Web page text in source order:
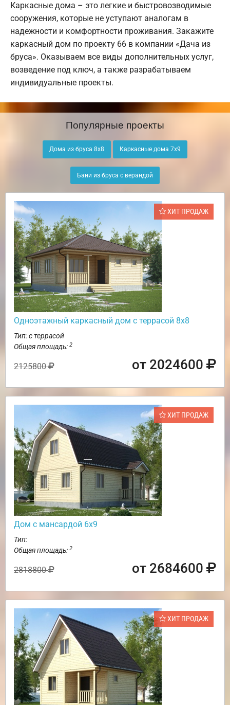
Каркасные дома – это легкие и быстровозводимые
сооружения, которые не уступают аналогам в
надежности и комфортности проживания. Закажите
каркасный дом по проекту 66 в компании «Дача из
бруса». Оказываем все виды дополнительных услуг,
возведение под ключ, а также разрабатываем
индивидуальные проекты.
Популярные проекты
Дома из бруса 8х8 Каркасные дома 7х9
Бани из бруса с верандой
ХИТ ПРОДАЖ
Одноэтажный каркасный дом с террасой 8х8
Тип: с террасой
Общая площадь: 2
2125800 от 2024600
ХИТ ПРОДАЖ
Дом с мансардой 6х9
Тип:
Общая площадь: 2
2818800 от 2684600
ХИТ ПРОДАЖ